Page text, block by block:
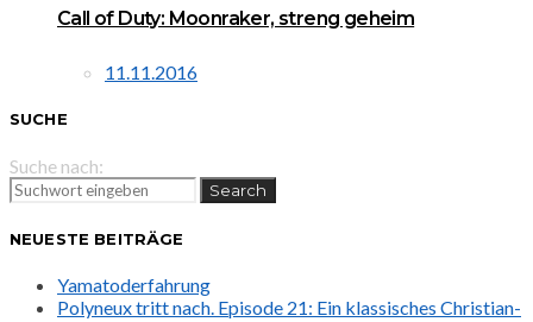
Call of Duty: Moonraker, streng geheim
11.11.2016
SUCHE
Suche nach:
Search
NEUESTE BEITRÄGE
Yamatoderfahrung
Polyneux tritt nach. Episode 21: Ein klassisches Christian-